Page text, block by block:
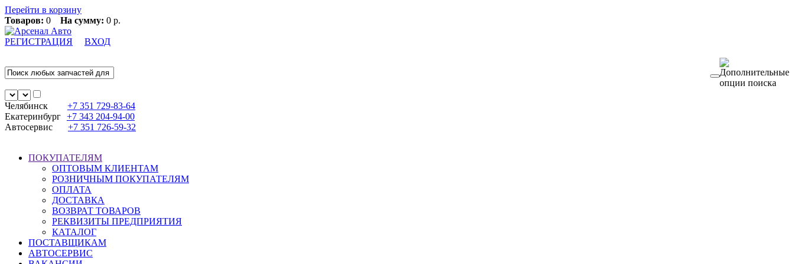
Перейти в корзину
Товаров: 0 На сумму: 0 р.
РЕГИСТРАЦИЯ ВХОД
Челябинск +7 351 729-83-64
Екатеринбург +7 343 204-94-00
Автосервис
+7 351 726-59-32
ПОКУПАТЕЛЯМ
ОПТОВЫМ КЛИЕНТАМ
РОЗНИЧНЫМ ПОКУПАТЕЛЯМ
ОПЛАТА
ДОСТАВКА
ВОЗВРАТ ТОВАРОВ
РЕКВИЗИТЫ ПРЕДПРИЯТИЯ
КАТАЛОГ
ПОСТАВЩИКАМ
АВТОСЕРВИС